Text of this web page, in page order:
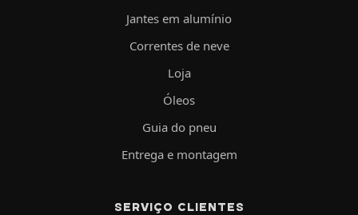
Jantes em alumínio
Correntes de neve
Loja
Óleos
Guia do pneu
Entrega e montagem
SERVIÇO CLIENTES